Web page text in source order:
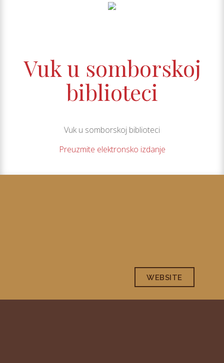
Vuk u somborskoj
biblioteci
Vuk u somborskoj biblioteci
Preuzmite elektronsko izdanje
WEBSITE